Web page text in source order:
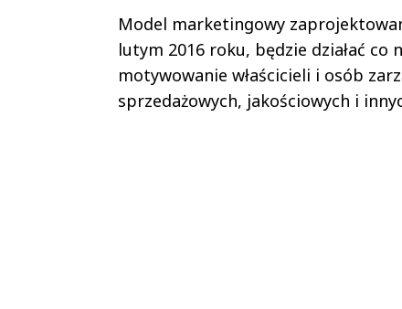
Model marketingowy
lutym 2016 roku, będzie działać co
motywowanie właścicieli i osób
sprzedażowych, jakościowych i